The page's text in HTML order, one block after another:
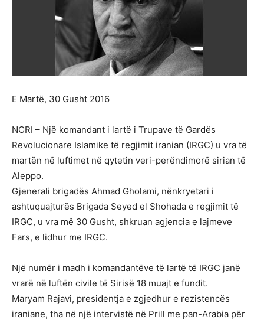
E Martë, 30 Gusht 2016
NCRI – Një komandant i lartë i Trupave të Gardës
Revolucionare Islamike të regjimit iranian (IRGC) u vra të
martën në luftimet në qytetin veri-perëndimorë sirian të
Aleppo.
Gjenerali brigadës Ahmad Gholami, nënkryetari i
ashtuquajturës Brigada Seyed el Shohada e regjimit të
IRGC, u vra më 30 Gusht, shkruan agjencia e lajmeve
Fars, e lidhur me IRGC.
Një numër i madh i komandantëve të lartë të IRGC janë
vrarë në luftën civile të Sirisë 18 muajt e fundit.
Maryam Rajavi, presidentja e zgjedhur e rezistencës
iraniane, tha në një intervistë në Prill me pan-Arabia për